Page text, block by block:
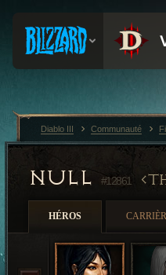
NULL #12861
HÉROS
Diablo III Communauté